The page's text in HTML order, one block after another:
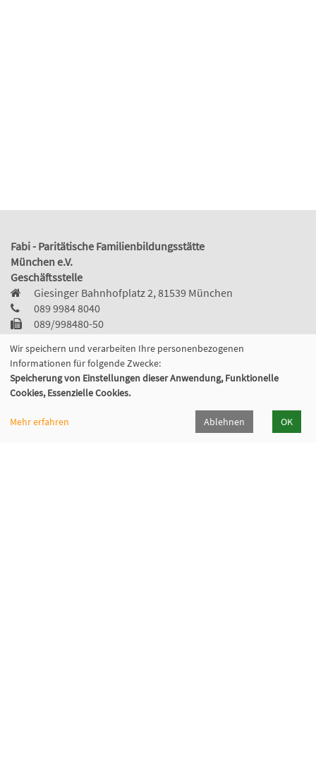
Fabi - Paritätische Familienbildungsstätte
München e.V.
Geschäftsstelle
Giesinger Bahnhofplatz 2, 81539 München
089 9984 8040
089/998480-50
Gefördert von der
Wir speichern und verarbeiten Ihre personenbezogenen
Informationen für folgende Zwecke:
Speicherung von Einstellungen dieser Anwendung, Funktionelle
Cookies, Essenzielle Cookies.
Mehr erfahren Ablehnen OK